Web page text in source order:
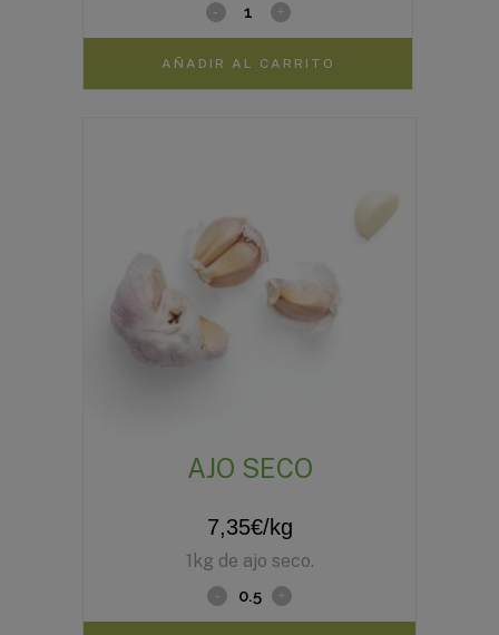
AÑADIR AL CARRITO
AJO SECO
7,35€/kg
1kg de ajo seco.